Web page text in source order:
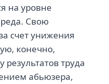
на уровне
Свою
счет унижения
конечно,
результатов труда
абьюзера,